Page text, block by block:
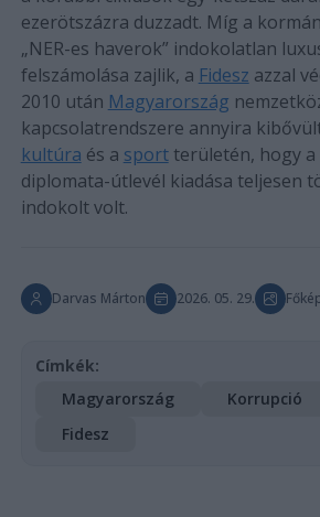
ezerötszázra duzzadt. Míg a
„NER-es haverok” indokolatlan
felszámolása zajlik, a Fidesz azzal
2010 után Magyarország
kapcsolatrendszere annyira
kultúra és a sportterületén, hogy a
diplomata-útlevél kiadása teljesen
indokolt volt.
Darvas Márton 2026. 05. 29.
Címkék:
Magyarország
Korrupció
Fidesz